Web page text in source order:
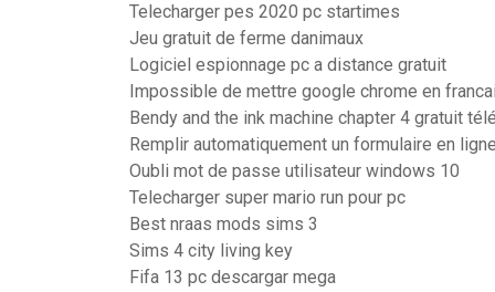
Telecharger pes 2020 pc startimes
Jeu gratuit de ferme danimaux
Logiciel espionnage pc a distance gratuit
Impossible de mettre google chrome en
Bendy and the ink machine chapter 4 gratuit
Remplir automatiquement un formulaire en ligne
Oubli mot de passe utilisateur windows 10
Telecharger super mario run pour pc
Best nraas mods sims 3
Sims 4 city living key
Fifa 13 pc descargar mega